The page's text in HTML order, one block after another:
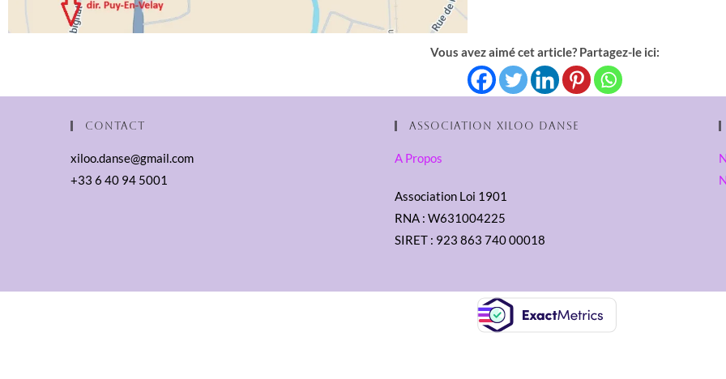
Vous avez aimé cet article? Partagez-le ici:
Contact
xiloo.danse@gmail.com
+33 6 40 94 5001
Association XilOO Danse
A Propos
Association Loi 1901
RNA : W631004225
SIRET : 923 863 740 00018